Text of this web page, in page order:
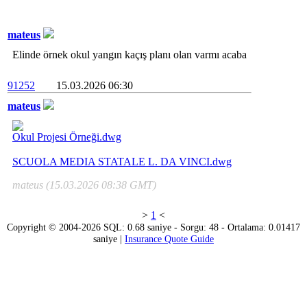
mateus
Elinde örnek okul yangın kaçış planı olan varmı acaba
91252
15.03.2026 06:30
mateus
Okul Projesi Örneği.dwg
SCUOLA MEDIA STATALE L. DA VINCI.dwg
mateus (15.03.2026 08:38 GMT)
> 1 <
Copyright © 2004-2026 SQL: 0.68 saniye - Sorgu: 48 - Ortalama: 0.01417
saniye | Insurance Quote Guide